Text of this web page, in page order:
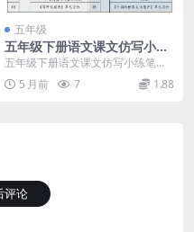
五年级
五年级下册语文课文仿写小练
笔专项训练电子版（含写作指
五年级下册语文课文仿写小练笔详
情介绍 作文写不好，往往是因为缺
乏表达技巧和素材积...
5 月前 7 1.88
评论